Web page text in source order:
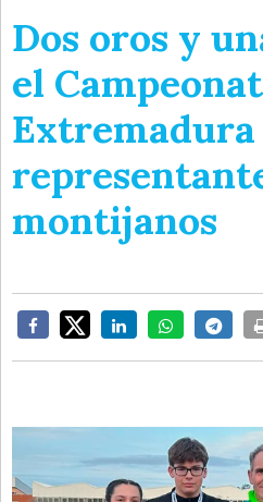
Dos oros y
el
Extremadura
montijanos